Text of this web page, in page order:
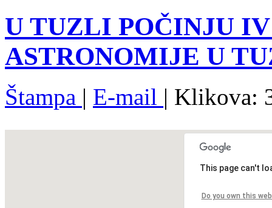
U TUZLI POČINJU
ASTRONOMIJE U
Štampa | E-mail | Klikova:
This page can't
Do you own this